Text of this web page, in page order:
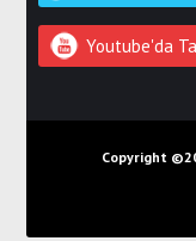
Youtube'da
Copyright